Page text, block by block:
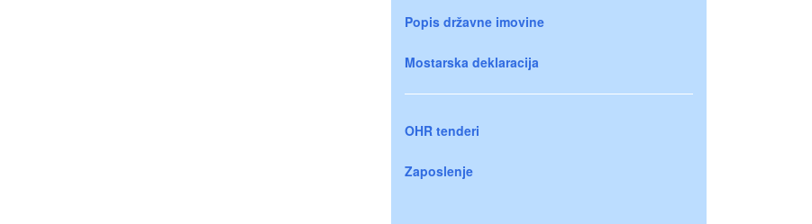
Popis državne imovine
Mostarska deklaracija
OHR tenderi
Zaposlenje